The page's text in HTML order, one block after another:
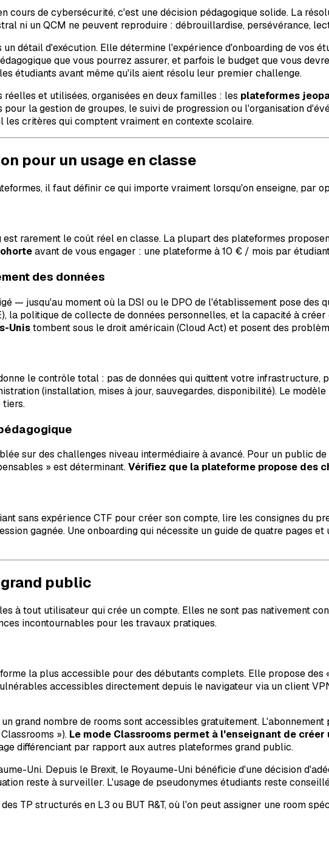
cours de cybersécurité, c'est une décision pédagogique solide. La
ni un QCM ne peuvent reproduire : débrouillardise, persévérance,
détail d'exécution. Elle détermine l'expérience d'onboarding de vos
que vous pourrez assurer, et parfois le budget que vous
étudiants avant même qu'ils aient résolu leur premier challenge.
et utilisées, organisées en deux familles : les plateformes
pour la gestion de groupes, le suivi de progression ou l'organisation
critères qui comptent vraiment en contexte scolaire.
pour un usage en classe
il faut définir ce qui importe vraiment lorsqu'on enseigne, par
rarement le coût réel en classe. La plupart des plateformes
avant de vous engager : une plateforme à 10 € / mois par
des données
— jusqu'au moment où la DSI ou le DPO de l'établissement pose des
la politique de collecte de données personnelles, et la capacité à
Unistombent sous le droit américain (Cloud Act) et posent des
le contrôle total : pas de données qui quittent votre infrastructure,
(installation, mises à jour, sauvegardes, disponibilité). Le modèle
tiers.
sur des challenges niveau intermédiaire à avancé. Pour un public
» est déterminant.Vérifiez que la plateforme propose des
sans expérience CTF pour créer son compte, lire les consignes du
gagnée. Une onboarding qui nécessite un guide de quatre pages
public
à tout utilisateur qui crée un compte. Elles ne sont pas nativement
incontournables pour les travaux pratiques.
la plus accessible pour des débutants complets. Elle propose
accessibles directement depuis le navigateur via un client
grand nombre de rooms sont accessibles gratuitement.
»). Le mode Classrooms permet à l'enseignant de
différenciant par rapport aux autres plateformes grand public.
Uni. Depuis le Brexit, le Royaume-Uni bénéficie d'une décision
reste à surveiller. L'usage de pseudonymes étudiants reste
TP structurés en L3 ou BUT R&T, où l'on peut assigner une room